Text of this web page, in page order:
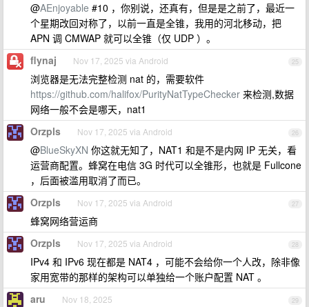
@AEnjoyable #10 ，你别说，还真有，但是是之前了，最近一
个星期改回对称了，以前一直是全锥，我用的河北移动，把
APN 调 CMWAP 就可以全锥（仅 UDP ）。
25
flynaj Nov 17, 2025 via Android
浏览器是无法完整检测 nat 的，需要软件
https://github.com/halifox/PurityNatTypeChecker 来检测,数据
网络一般不会是哪天，nat1
26
Orzpls Nov 17, 2025 via Android
@BlueSkyXN 你这就无知了，NAT1 和是不是内网 IP 无关，看
运营商配置。蜂窝在电信 3G 时代可以全锥形，也就是 Fullcone
，后面被滥用取消了而已。
27
Orzpls Nov 17, 2025 via Android
蜂窝网络营运商
28
Orzpls Nov 17, 2025 via Android
IPv4 和 IPv6 现在都是 NAT4 ，可能不会给你一个人改，除非像
家用宽带的那样的架构可以单独给一个账户配置 NAT 。
29
aru Nov 18, 2025